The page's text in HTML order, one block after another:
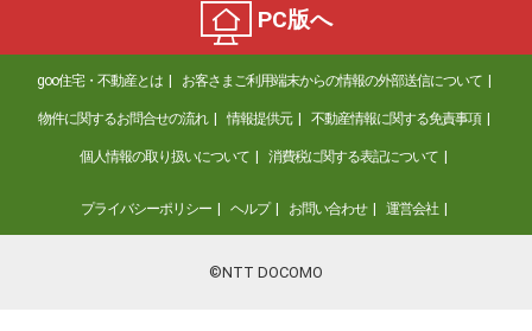
PC版へ
goo住宅・不動産とは お客さまご利用端末からの情報の外部送信について
物件に関するお問合せの流れ 情報提供元 不動産情報に関する免責事項
個人情報の取り扱いについて 消費税に関する表記について
プライバシーポリシー ヘルプ お問い合わせ 運営会社
©NTT DOCOMO